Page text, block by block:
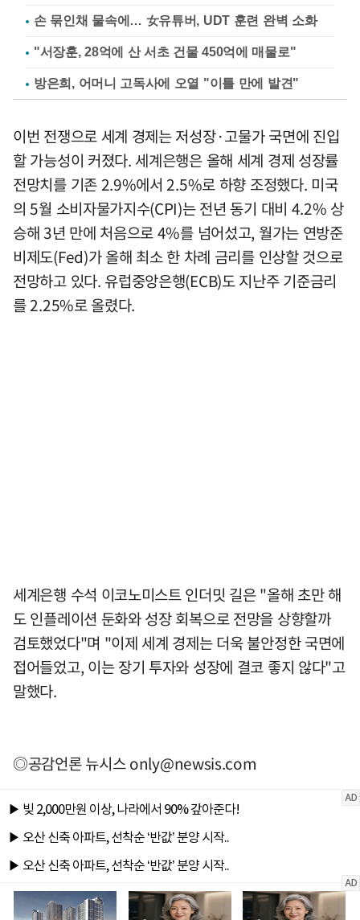
손 묶인채 물속에… 女유튜버, UDT 훈련 완벽 소화
"서장훈, 28억에 산 서초 건물 450억에 매물로"
방은희, 어머니 고독사에 오열 "이틀 만에 발견"
이번 전쟁으로 세계 경제는 저성장·고물가 국면에 진입
할 가능성이 커졌다. 세계은행은 올해 세계 경제 성장률
전망치를 기존 2.9%에서 2.5%로 하향 조정했다. 미국
의 5월 소비자물가지수(CPI)는 전년 동기 대비 4.2% 상
승해 3년 만에 처음으로 4%를 넘어섰고, 월가는 연방준
비제도(Fed)가 올해 최소 한 차례 금리를 인상할 것으로
전망하고 있다. 유럽중앙은행(ECB)도 지난주 기준금리
를 2.25%로 올렸다.
세계은행 수석 이코노미스트 인더밋 길은 "올해 초만 해
도 인플레이션 둔화와 성장 회복으로 전망을 상향할까
검토했었다"며 "이제 세계 경제는 더욱 불안정한 국면에
접어들었고, 이는 장기 투자와 성장에 결코 좋지 않다"고
말했다.
◎공감언론 뉴시스only@newsis.com